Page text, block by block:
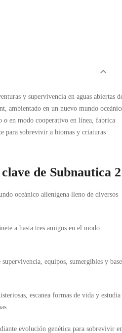
y supervivencia en aguas abiertas
ambientado en un nuevo mundo
o en modo cooperativo en línea, fabrica
para sobrevivir a biomas y criaturas
de Subnautica 2
oceánico alienígena lleno de diversos
a hasta tres amigos en el modo
supervivencia, equipos, sumergibles y
escanea formas de vida y estudia
evolución genética para sobrevivir